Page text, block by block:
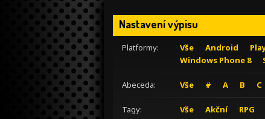
Nastavení výpisu
Platformy: Vše Android
Windows Phone 8
Abeceda: Vše # A B C
Tagy: Vše Akční RPG